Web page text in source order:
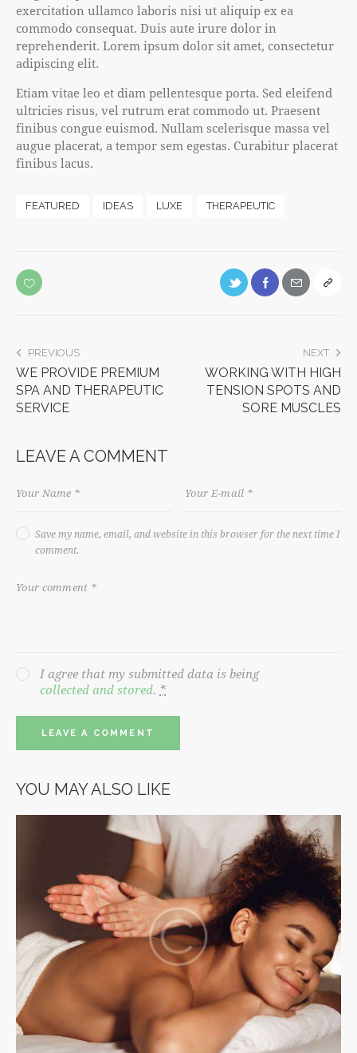
exercitation ullamco laboris nisi ut aliquip ex ea
commodo consequat. Duis aute irure dolor in
reprehenderit. Lorem ipsum dolor sit amet, consectetur
adipiscing elit.
Etiam vitae leo et diam pellentesque porta. Sed eleifend
ultricies risus, vel rutrum erat commodo ut. Praesent
finibus congue euismod. Nullam scelerisque massa vel
augue placerat, a tempor sem egestas. Curabitur placerat
finibus lacus.
FEATURED IDEAS LUXE THERAPEUTIC
PREVIOUS
WE PROVIDE PREMIUM
SPA AND THERAPEUTIC
SERVICE
NEXT
WORKING WITH HIGH
TENSION SPOTS AND
SORE MUSCLES
LEAVE A COMMENT
Save my name, email, and website in this browser for the next time I
comment.
I agree that my submitted data is being
collected and stored. *
YOU MAY ALSO LIKE